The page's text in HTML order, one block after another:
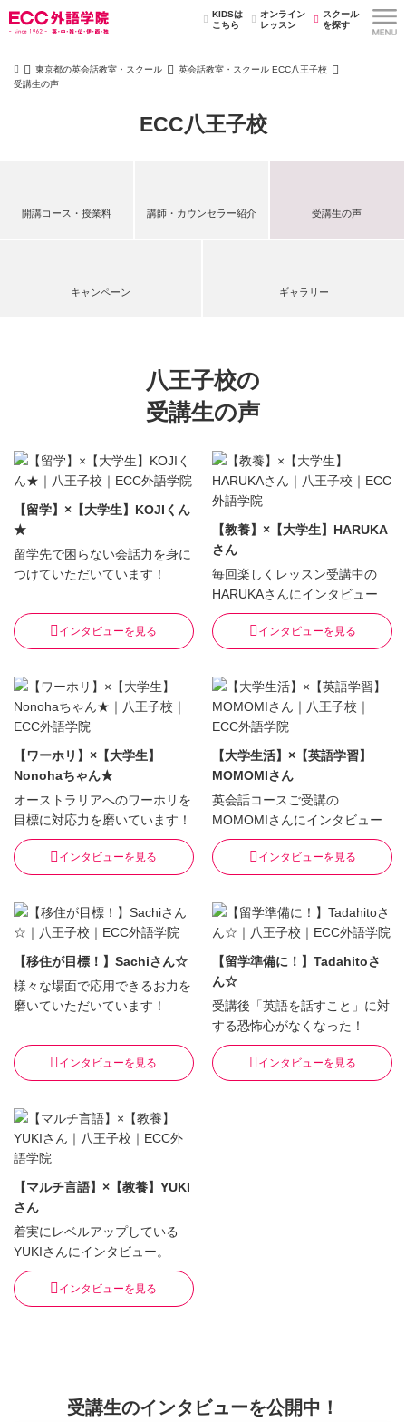
KIDSは
こちら
オンライン
レッスン
スクール
を探す
東京都の英会話教室・スクール
英会話教室・スクール ECC八王子校
受講生の声
ECC八王子校
開講コース・授業料 講師・カウンセラー紹介 受講生の声
キャンペーン ギャラリー
八王子校の
受講生の声
【留学】×【大学生】KOJIくん
★
留学先で困らない会話力を身に
つけていただいています！
インタビューを見る
【教養】×【大学生】HARUKA
さん
毎回楽しくレッスン受講中の
HARUKAさんにインタビュー
インタビューを見る
【ワーホリ】×【大学生】
Nonohaちゃん★
オーストラリアへのワーホリを
目標に対応力を磨いています！
インタビューを見る
【大学生活】×【英語学習】
MOMOMIさん
英会話コースご受講の
MOMOMIさんにインタビュー
インタビューを見る
【移住が目標！】Sachiさん☆
様々な場面で応用できるお力を
磨いていただいています！
インタビューを見る
【留学準備に！】Tadahitoさ
ん☆
受講後「英語を話すこと」に対
する恐怖心がなくなった！
インタビューを見る
【マルチ言語】×【教養】YUKI
さん
着実にレベルアップしている
YUKIさんにインタビュー。
インタビューを見る
受講生のインタビューを公開中！